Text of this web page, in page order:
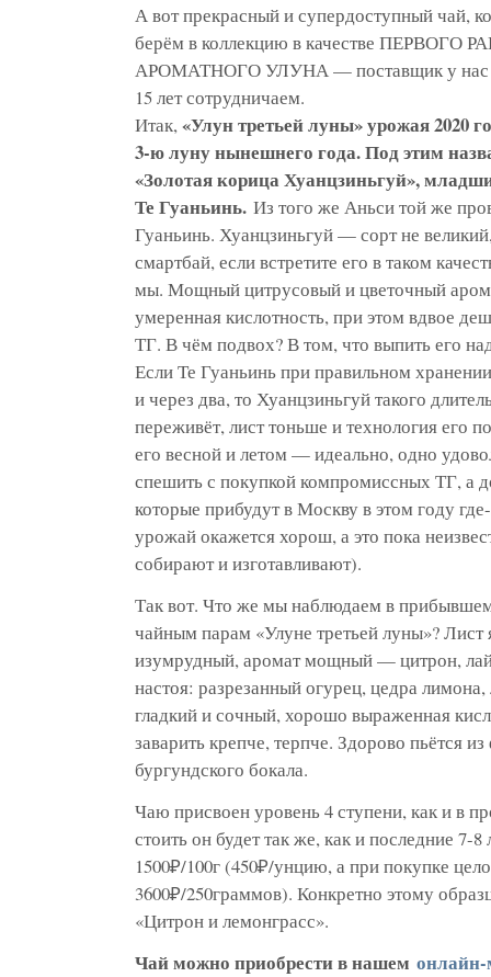
А вот прекрасный и супердоступный чай,
берём в коллекцию в качестве ПЕРВОГО
АРОМАТНОГО УЛУНА — поставщик у нас
15 лет сотрудничаем.
Итак, «Улун третьей луны» урожая 2020
3-ю луну нынешнего года. Под этим
«Золотая корица Хуанцзиньгуй»,
Те Гуаньинь. Из того же Аньси той же
Гуаньинь. Хуанцзиньгуй — сорт не
смартбай, если встретите его в таком
мы. Мощный цитрусовый и цветочный
умеренная кислотность, при этом вдвое
ТГ. В чём подвох? В том, что выпить его
Если Те Гуаньинь при правильном
и через два, то Хуанцзиньгуй такого
переживёт, лист тоньше и технология его
его весной и летом — идеально, одно
спешить с покупкой компромиссных ТГ, а
которые прибудут в Москву в этом году
урожай окажется хорош, а это пока
собирают и изготавливают).
Так вот. Что же мы наблюдаем в
чайным парам «Улуне третьей луны»?
изумрудный, аромат мощный — цитрон,
настоя: разрезанный огурец, цедра
гладкий и сочный, хорошо выраженная
заварить крепче, терпче. Здорово пьётся
бургундского бокала.
Чаю присвоен уровень 4 ступени, как и в
стоить он будет так же, как и последние 7-
1500₽/100г (450₽/унцию, а при покупке
3600₽/250граммов). Конкретно этому
«Цитрон и лемонграсс».
Чай можно приобрести в нашем онлайн-